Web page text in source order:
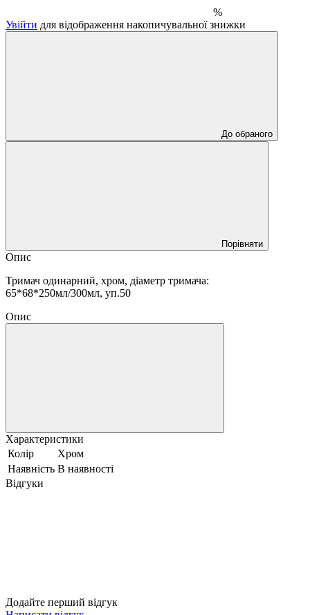
%
Увійти для відображення накопичувальної знижки
До обраного
Порівняти
Опис
Тримач одинарний, хром, діаметр тримача:
65*68*250мл/300мл, уп.50
Опис
Характеристики
Колір
Хром
Наявність В наявності
Відгуки
Додайте перший відгук